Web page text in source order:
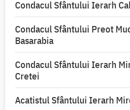
Condacul Sfântului Ierarh
Condacul Sfântului Preot
Basarabia
Condacul Sfântului Ierarh
Cretei
Acatistul Sfântului Ierarh